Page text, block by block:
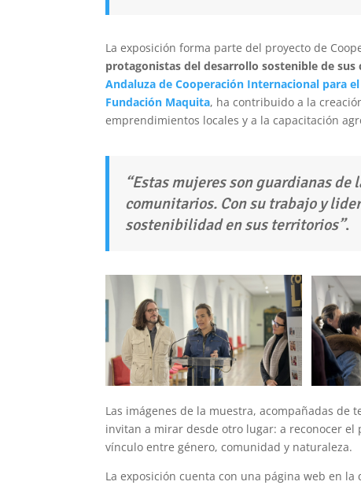
La exposición forma parte del proyecto de
protagonistas del desarrollo sostenible de sus
Andaluza de Cooperación Internacional para
Fundación Maquita, ha contribuido a la
emprendimientos locales y a la capacitación
“Estas mujeres son guardianas
comunitarios. Con su trabajo y
sostenibilidad en sus territorios”.
Las imágenes de la muestra, acompañadas de
invitan a mirar desde otro lugar: a reconocer
vínculo entre género, comunidad y naturaleza.
La exposición cuenta con una página web en